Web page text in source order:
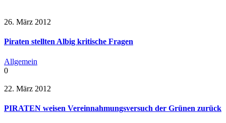
26. März 2012
Piraten stellten Albig kritische Fragen
Allgemein
0
22. März 2012
PIRATEN weisen Vereinnahmungsversuch der Grünen zurück